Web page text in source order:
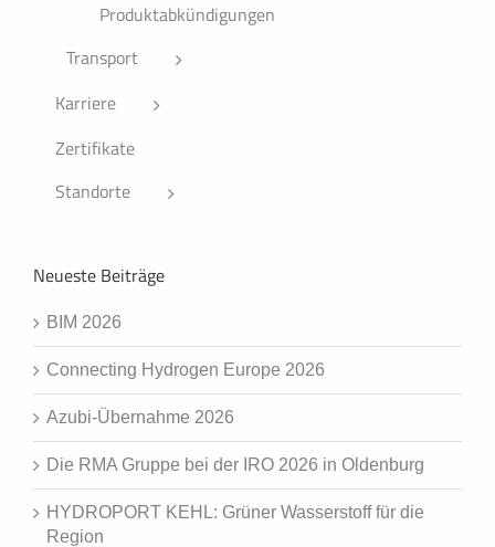
Produktabkündigungen
Transport
Karriere
Zertifikate
Standorte
Neueste Beiträge
BIM 2026
Connecting Hydrogen Europe 2026
Azubi-Übernahme 2026
Die RMA Gruppe bei der IRO 2026 in Oldenburg
HYDROPORT KEHL: Grüner Wasserstoff für die
Region